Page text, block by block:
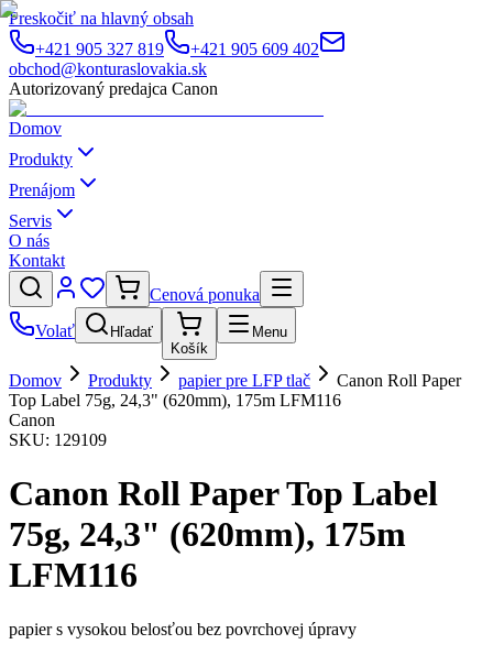
Preskočiť na hlavný obsah
+421 905 327 819
+421 905 609 402
obchod@konturaslovakia.sk
Autorizovaný predajca Canon
Domov
Produkty
Prenájom
Servis
O nás
Kontakt
Cenová ponuka
Volať
Hľadať
Košík
Menu
Domov Produkty papier pre LFP tlač
Canon Roll Paper
Top Label 75g, 24,3" (620mm), 175m LFM116
Canon
SKU: 129109
Canon Roll Paper Top Label
75g, 24,3" (620mm), 175m
LFM116
papier s vysokou belosťou bez povrchovej úpravy